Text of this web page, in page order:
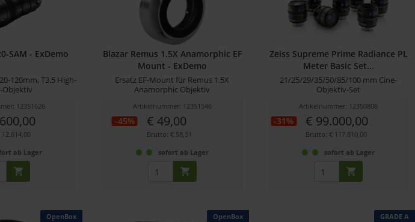
SAM - ExDemo
120mm, T3.5 High-
Objektiv
12351626
ab Lager
Blazar Remus 1.5X Anamorphic EF
Mount - ExDemo
Ersatz EF-Mount für Remus 1.5X
Anamorphic Objektiv
Artikelnummer: 12351546
-45% € 49,00
Brutto: € 58,31
sofort ab Lager
Zeiss Supreme Prime Radiance PL
Meter Basic Set...
21/25/29/35/50/85/100 mm Cine-
Objektiv-Set
Artikelnummer: 12350806
-31% € 99.000,00
Brutto: € 117.810,00
sofort ab Lager
OpenBox OpenBox GRADE A